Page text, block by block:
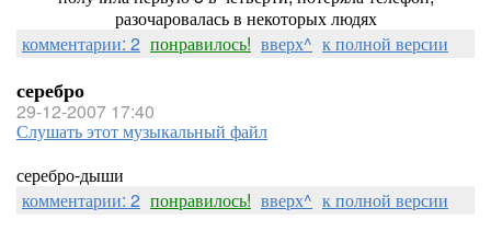
разочаровалась в некоторых людях
комментарии: 2 понравилось! вверх^ к полной версии
серебро
29-12-2007 17:40
Слушать этот музыкальный файл
серебро-дыши
комментарии: 2 понравилось! вверх^ к полной версии